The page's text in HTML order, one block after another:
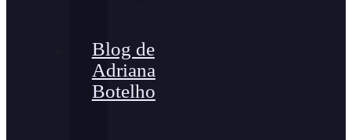
Blog de
Adriana
Botelho